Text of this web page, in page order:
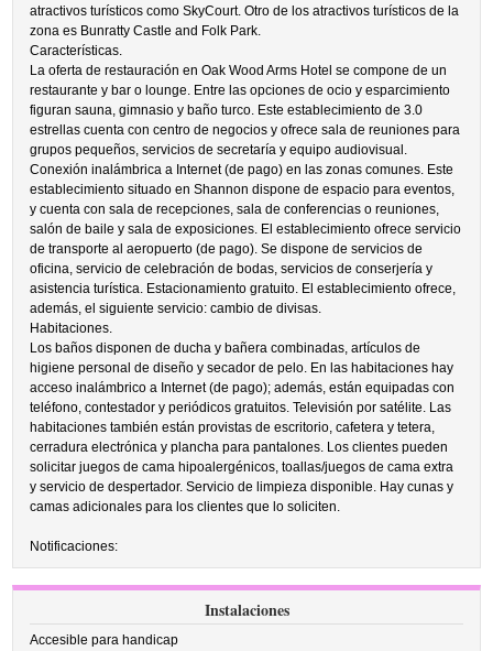
atractivos turísticos como SkyCourt. Otro de los atractivos turísticos de la
zona es Bunratty Castle and Folk Park.
Características.
La oferta de restauración en Oak Wood Arms Hotel se compone de un
restaurante y bar o lounge. Entre las opciones de ocio y esparcimiento
figuran sauna, gimnasio y baño turco. Este establecimiento de 3.0
estrellas cuenta con centro de negocios y ofrece sala de reuniones para
grupos pequeños, servicios de secretaría y equipo audiovisual.
Conexión inalámbrica a Internet (de pago) en las zonas comunes. Este
establecimiento situado en Shannon dispone de espacio para eventos,
y cuenta con sala de recepciones, sala de conferencias o reuniones,
salón de baile y sala de exposiciones. El establecimiento ofrece servicio
de transporte al aeropuerto (de pago). Se dispone de servicios de
oficina, servicio de celebración de bodas, servicios de conserjería y
asistencia turística. Estacionamiento gratuito. El establecimiento ofrece,
además, el siguiente servicio: cambio de divisas.
Habitaciones.
Los baños disponen de ducha y bañera combinadas, artículos de
higiene personal de diseño y secador de pelo. En las habitaciones hay
acceso inalámbrico a Internet (de pago); además, están equipadas con
teléfono, contestador y periódicos gratuitos. Televisión por satélite. Las
habitaciones también están provistas de escritorio, cafetera y tetera,
cerradura electrónica y plancha para pantalones. Los clientes pueden
solicitar juegos de cama hipoalergénicos, toallas/juegos de cama extra
y servicio de despertador. Servicio de limpieza disponible. Hay cunas y
camas adicionales para los clientes que lo soliciten.
Notificaciones:
Instalaciones
Accesible para handicap